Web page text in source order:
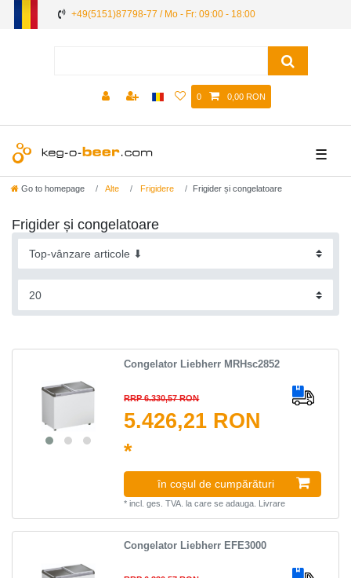
+49(5151)87798-77 / Mo - Fr: 09:00 - 18:00
0 0,00 RON
☰
Go to homepage Alte Frigidere Frigider și congelatoare
Frigider și congelatoare
Congelator Liebherr MRHsc2852
RRP 6.330,57 RON
5.426,21 RON
*
în coșul de cumpărături
*incl. ges. TVA. la care se adauga. Livrare
Congelator Liebherr EFE3000